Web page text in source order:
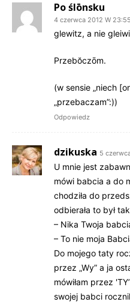
Po ślōnsku
4 czerwca 2012 W 23:55
glewitz, a nie
Przebŏczōm.
(w sensie „niech
„przebaczam”:))
Odpowiedz
dzikuska 5
U mnie jest
mówi babcia a do
chodziła do
odbierała to był
– Nika Twoja
– To nie moja
Do mojego taty
przez „Wy” a ja
mówiłam przez
swojej babci